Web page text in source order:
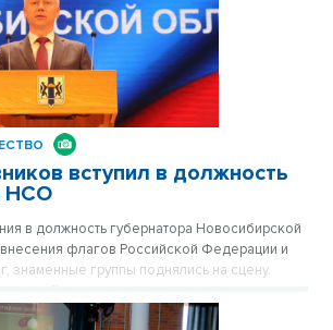
вступил в должность
НСО
в должность губернатора Новосибирской
внесения флагов Российской Федерации и
знаменные группы поднялись на сцену.
гимн, затем председатель
Новосибирской области Ольга Благо